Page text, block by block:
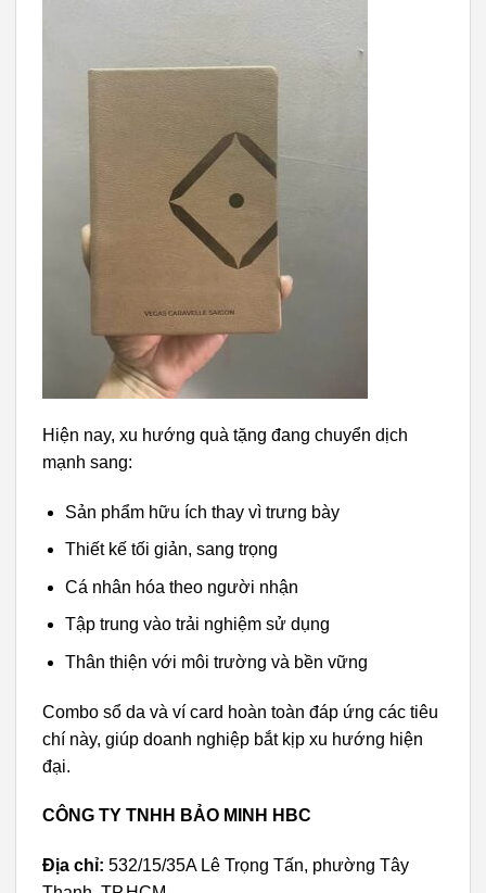
Hiện nay, xu hướng quà tặng đang chuyển dịch
mạnh sang:
Sản phẩm hữu ích thay vì trưng bày
Thiết kế tối giản, sang trọng
Cá nhân hóa theo người nhận
Tập trung vào trải nghiệm sử dụng
Thân thiện với môi trường và bền vững
Combo sổ da và ví card hoàn toàn đáp ứng các tiêu
chí này, giúp doanh nghiệp bắt kịp xu hướng hiện
đại.
CÔNG TY TNHH BẢO MINH HBC
Địa chỉ: 532/15/35A Lê Trọng Tấn, phường Tây